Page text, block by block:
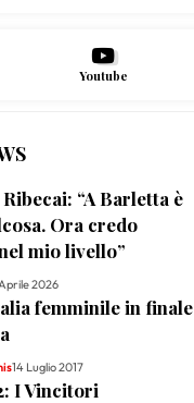
Youtube
“A Barletta è
Ora credo
mio livello”
2026
femminile in finale
14 Luglio 2017
I Vincitori